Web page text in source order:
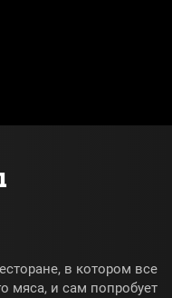
в котором все
мяса, и сам попробует